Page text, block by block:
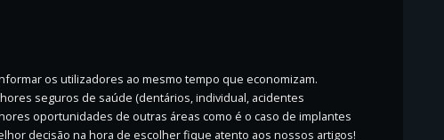
os utilizadores ao mesmo tempo que economizam.
seguros de saúde (dentários, individual, acidentes
oportunidades de outras áreas como é o caso de implantes
decisão na hora de escolher fique atento aos nossos artigos!